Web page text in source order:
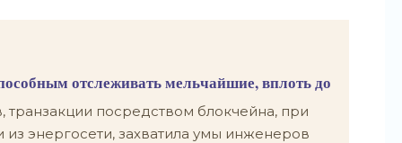
отслеживать мельчайшие, вплоть до
транзакции посредством блокчейна, при
энергосети, захватила умы инженеров